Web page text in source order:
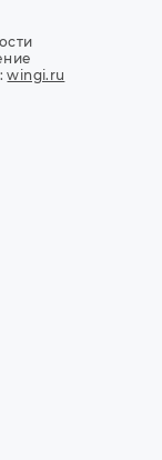
wingi.ru